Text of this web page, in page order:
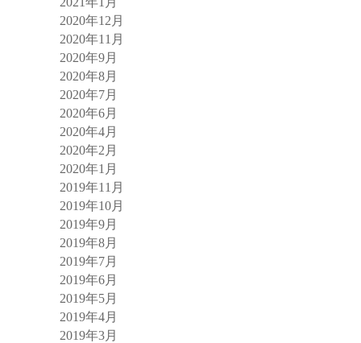
2020年12月
2020年11月
2020年9月
2020年8月
2020年7月
2020年6月
2020年4月
2020年2月
2020年1月
2019年11月
2019年10月
2019年9月
2019年8月
2019年7月
2019年6月
2019年5月
2019年4月
2019年3月